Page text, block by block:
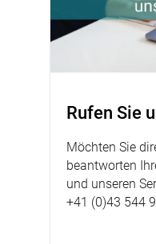
Rufen Sie
Möchten Sie
beantworten
und unseren
+41 (0)43 544